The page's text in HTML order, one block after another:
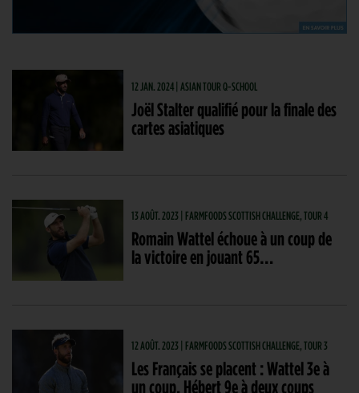
12 JAN. 2024 | ASIAN TOUR Q-SCHOOL
Joël Stalter qualifié pour la finale des
cartes asiatiques
13 AOÛT. 2023 | FARMFOODS SCOTTISH CHALLENGE, TOUR 4
Romain Wattel échoue à un coup de
la victoire en jouant 65…
12 AOÛT. 2023 | FARMFOODS SCOTTISH CHALLENGE, TOUR 3
Les Français se placent : Wattel 3e à
un coup, Hébert 9e à deux coups